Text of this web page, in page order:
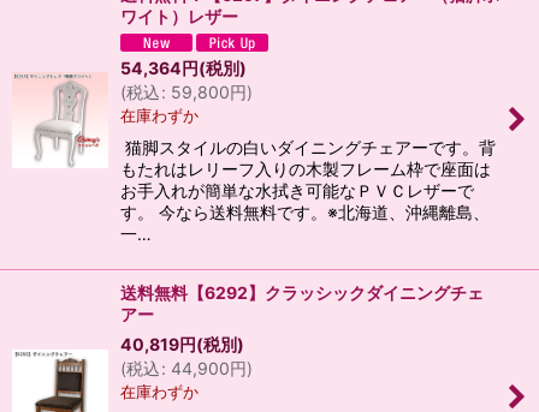
ワイト）レザー
54,364円(税別)
(税込: 59,800円)
在庫わずか
猫脚スタイルの白いダイニングチェアーです。背
もたれはレリーフ入りの木製フレーム枠で座面は
お手入れが簡単な水拭き可能なＰＶＣレザーで
す。 今なら送料無料です。※北海道、沖縄離島、
一…
送料無料【6292】クラッシックダイニングチェ
アー
40,819円(税別)
(税込: 44,900円)
在庫わずか